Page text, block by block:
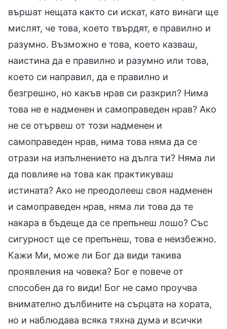
вършат нещата както си искат, като винаги ще
мислят, че това, което твърдят, е правилно и
разумно. Възможно е това, което казваш,
наистина да е правилно и разумно или това,
което си направил, да е правилно и
безгрешно, но какъв нрав си разкрил? Нима
това не е надменен и самоправеден нрав? Ако
не се отървеш от този надменен и
самоправеден нрав, нима това няма да се
отрази на изпълнението на дълга ти? Няма ли
да повлияе на това как практикуваш
истината? Ако не преодолееш своя надменен
и самоправеден нрав, няма ли това да те
накара в бъдеще да се препънеш лошо? Със
сигурност ще се препънеш, това е неизбежно.
Кажи Ми, може ли Бог да види такива
проявления на човека? Бог е повече от
способен да го види! Бог не само проучва
внимателно дълбините на сърцата на хората,
но и наблюдава всяка тяхна дума и всички